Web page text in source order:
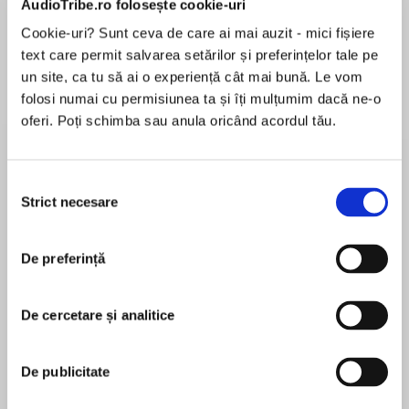
AudioTribe.ro folosește cookie-uri
Cookie-uri? Sunt ceva de care ai mai auzit - mici fișiere
text care permit salvarea setărilor și preferințelor tale pe
un site, ca tu să ai o experiență cât mai bună. Le vom
folosi numai cu permisiunea ta și îți mulțumim dacă ne-o
oferi. Poți schimba sau anula oricând acordul tău.
consimțământului
Strict necesare
De preferință
De cercetare și analitice
De publicitate
Desprecarte
Povestea lui Pogo este o carte caldă și plină de
farmec, în care lumea este văzută prin ochii unui
protejează prietenii și descoperă, zi de zi, lecții
importante despre iubire, sinceritate, curaj,
Casian, băiatul care îi este cel mai bun prieten,
amuzante și educative, în care matematica,
geografia, istoria și valorile unei familii unite
Scrisă cu sensibilitate și umor, cartea îi
pentru această carte
Amalia Danciu este medic specialist în Medicină